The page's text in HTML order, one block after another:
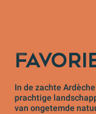
In de zachte
prachtige
van ongetemde